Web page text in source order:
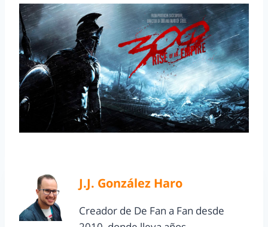
J.J. González Haro
Creador de De Fan a Fan desde